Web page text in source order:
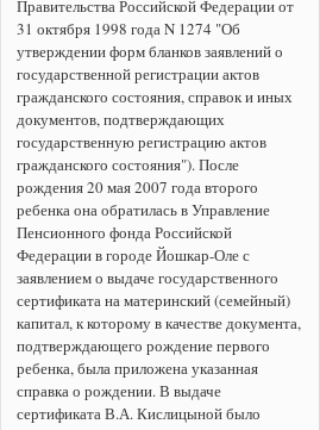
Правительства Российской Федерации от
31 октября 1998 года N 1274 "Об
утверждении форм бланков заявлений о
государственной регистрации актов
гражданского состояния, справок и иных
документов, подтверждающих
государственную регистрацию актов
гражданского состояния"). После
рождения 20 мая 2007 года второго
ребенка она обратилась в Управление
Пенсионного фонда Российской
Федерации в городе Йошкар-Оле с
заявлением о выдаче государственного
сертификата на материнский (семейный)
капитал, к которому в качестве документа,
подтверждающего рождение первого
ребенка, была приложена указанная
справка о рождении. В выдаче
сертификата В.А. Кислицыной было